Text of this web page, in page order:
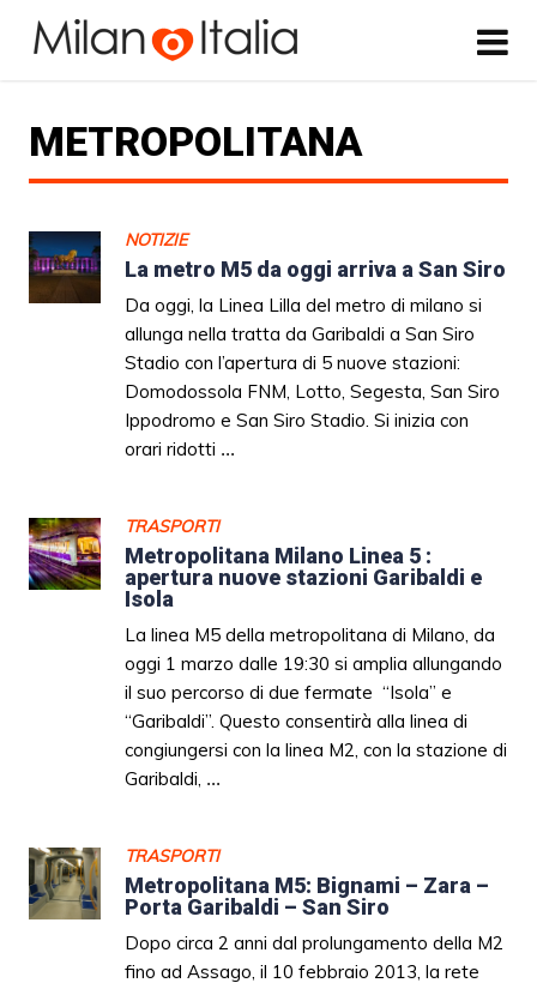
METROPOLITANA
NOTIZIE
La metro M5 da oggi arriva a San Siro
Da oggi, la Linea Lilla del metro di milano si
allunga nella tratta da Garibaldi a San Siro
Stadio con l’apertura di 5 nuove stazioni:
Domodossola FNM, Lotto, Segesta, San Siro
Ippodromo e San Siro Stadio. Si inizia con
orari ridotti ...
TRASPORTI
Metropolitana Milano Linea 5 :
apertura nuove stazioni Garibaldi e
Isola
La linea M5 della metropolitana di Milano, da
oggi 1 marzo dalle 19:30 si amplia allungando
il suo percorso di due fermate “Isola” e
“Garibaldi”. Questo consentirà alla linea di
congiungersi con la linea M2, con la stazione di
Garibaldi, ...
TRASPORTI
Metropolitana M5: Bignami – Zara –
Porta Garibaldi – San Siro
Dopo circa 2 anni dal prolungamento della M2
fino ad Assago, il 10 febbraio 2013, la rete